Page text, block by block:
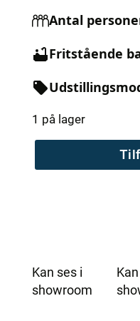
Antal
Fritstående
1 på lager
Kan ses i
showroom